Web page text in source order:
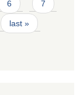
6 7
last »